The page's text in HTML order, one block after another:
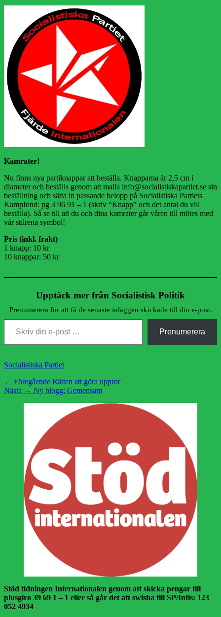
Kamrater!
Nu finns nya partiknappar att beställa. Knapparna är 2,5 cm i
diameter och beställs genom att maila info@socialistiskapartiet.se sin
beställning och sätta in passande belopp på Socialistiska Partiets
Kampfond: pg 3 96 91 – 1 (skriv “Knapp” och det antal du vill
beställa). Så se till att du och dina kamrater går våren till mötes med
vår stilrena symbol!
Pris (inkl. frakt)
1 knapp: 10 kr
10 knappar: 50 kr
Upptäck mer från Socialistisk Politik
Prenumerera för att få de senaste inläggen skickade till din e-post.
Skriv din e-post …
Prenumerera
Kategorier
Socialistiska Partiet
Inläggsnavigering
← Föregående Föregående
inlägg:
Rätten att göra uppror
Nästa → Nästa
Ny blogg: Gemensam
Stöd tidningen Internationalen genom att skicka pengar till
plusgiro 39 69 1 – 1 eller så går det att swisha till SP/Intis: 123
052 4934